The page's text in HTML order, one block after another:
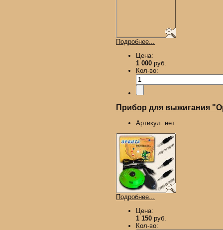
Подробнее...
Цена:
1 000 руб.
Кол-во:
Прибор для выжигания
Артикул: нет
Подробнее...
Цена:
1 150 руб.
Кол-во: